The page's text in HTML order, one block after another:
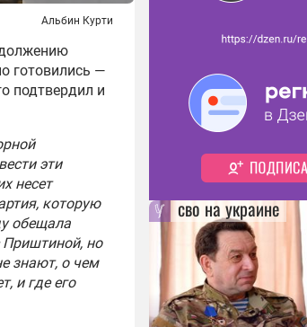
Альбин Курти
готовились —
подтвердил и
эти
несет
которую
обещала
Приштиной, но
знают, о чем
и где его
сво на украине